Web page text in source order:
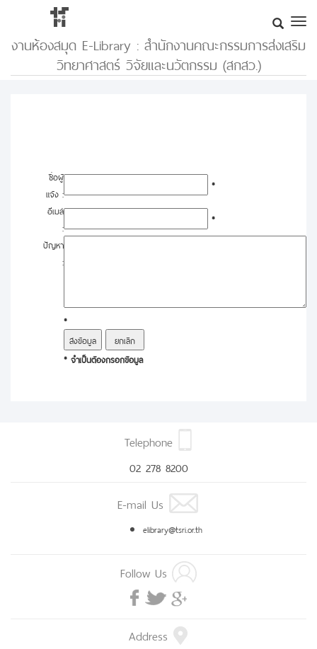
งานห้องสมุด E-Library : สำนักงานคณะกรรมการส่งเสริม
วิทยาศาสตร์ วิจัยและนวัตกรรม (สกสว.)
ชื่อผู้
แจ้ง :
*
อีเมล์
:
*
ปัญหา
:
*
* จำเป็นต้องกรอกข้อมูล
Telephone
02 278 8200
E-mail Us
elibrary@tsri.or.th
Follow Us
Address